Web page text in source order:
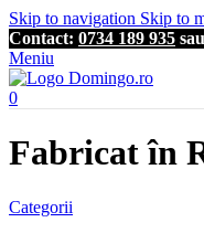
Skip to navigation Skip to
Contact: 0734 189 935 sau
Meniu
0
Fabricat în
Categorii